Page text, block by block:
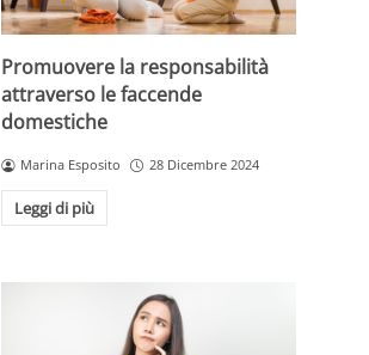
Promuovere la responsabilità
attraverso le faccende
domestiche
Marina Esposito 28 Dicembre 2024
Leggi di più